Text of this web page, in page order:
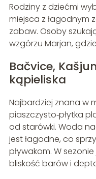
Rodziny z dziećmi
miejsca z łagodnym
zabaw. Osoby
wzgórzu Marjan,
Bačvice,
kąpieliska
Najbardziej znana w
piaszczysto‑płytka
od starówki. Woda
jest łagodne, co
pływakom. W
bliskość barów i